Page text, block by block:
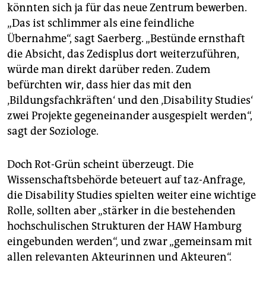
könnten sich ja für das neue Zentrum bewerben.
„Das ist schlimmer als eine feindliche
Übernahme“, sagt Saerberg. „Bestünde ernsthaft
die Absicht, das Zedisplus dort weiterzuführen,
würde man direkt darüber reden. Zudem
befürchten wir, dass hier das mit den
‚Bildungsfachkräften‘ und den ‚Disability Studies‘
zwei Projekte gegeneinander ausgespielt werden“,
sagt der Soziologe.
Doch Rot-Grün scheint überzeugt. Die
Wissenschaftsbehörde beteuert auf taz-Anfrage,
die Disability Studies spielten weiter eine wichtige
Rolle, sollten aber „stärker in die bestehenden
hochschulischen Strukturen der HAW Hamburg
eingebunden werden“, und zwar „gemeinsam mit
allen relevanten Akteurinnen und Akteuren“.